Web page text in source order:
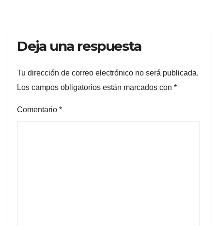
Deja una respuesta
Tu dirección de correo electrónico no será publicada.
Los campos obligatorios están marcados con *
Comentario *